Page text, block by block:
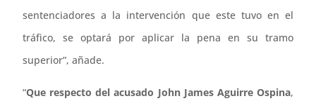
sentenciadores a la intervención que este tuvo en el
tráfico, se optará por aplicar la pena en su tramo
superior”, añade.
“Que respecto del acusado John James Aguirre Ospina,